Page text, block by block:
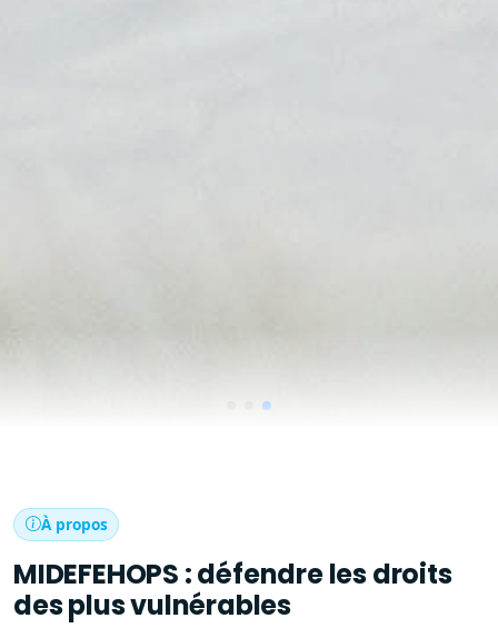
À propos
MIDEFEHOPS : défendre les droits
des plus vulnérables